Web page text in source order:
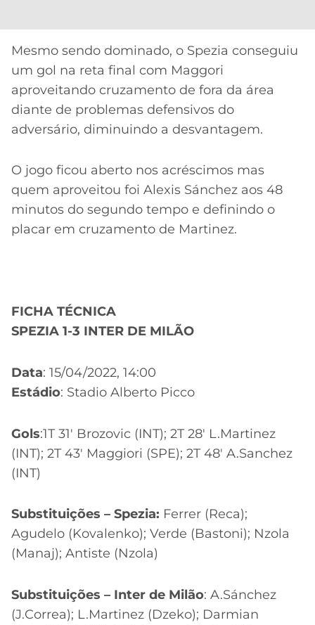
Mesmo sendo dominado, o Spezia conseguiu
um gol na reta final com Maggori
aproveitando cruzamento de fora da área
diante de problemas defensivos do
adversário, diminuindo a desvantagem.
O jogo ficou aberto nos acréscimos mas
quem aproveitou foi Alexis Sánchez aos 48
minutos do segundo tempo e definindo o
placar em cruzamento de Martinez.
FICHA TÉCNICA
SPEZIA 1-3 INTER DE MILÃO
Data: 15/04/2022, 14:00
Estádio: Stadio Alberto Picco
Gols:1T 31′ Brozovic (INT); 2T 28′ L.Martinez
(INT); 2T 43′ Maggiori (SPE); 2T 48′ A.Sanchez
(INT)
Substituições – Spezia: Ferrer (Reca);
Agudelo (Kovalenko); Verde (Bastoni); Nzola
(Manaj); Antiste (Nzola)
Substituições – Inter de Milão: A.Sánchez
(J.Correa); L.Martinez (Dzeko); Darmian